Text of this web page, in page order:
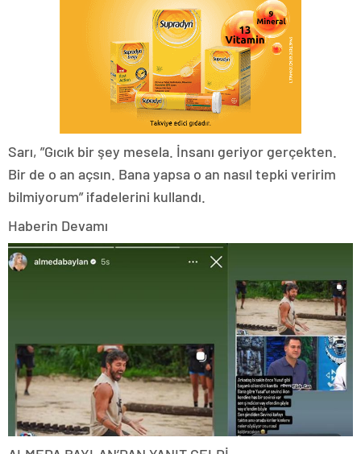
Sarı, ”Gıcık bir şey mesela. İnsanı geriyor gerçekten.
Bir de o an açsın. Bana yapsa o an nasıl tepki veririm
bilmiyorum” ifadelerini kullandı.
Haberin Devamı